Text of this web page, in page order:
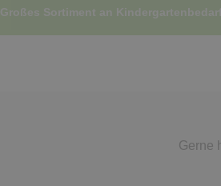
Großes Sortiment an Kindergartenbedarf
Gerne